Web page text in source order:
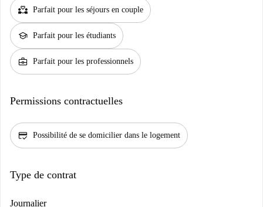
partner_heart Parfait pour les séjours en couple
school Parfait pour les étudiants
business_center Parfait pour les professionnels
Permissions contractuelles
credit_score Possibilité de se domicilier dans le logement
Type de contrat
Journalier